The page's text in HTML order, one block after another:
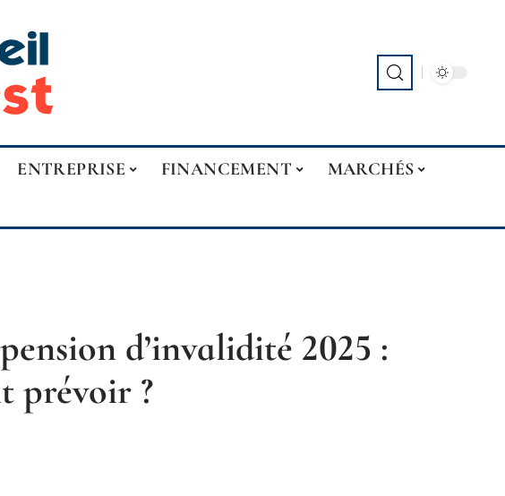
ENTREPRISE FINANCEMENT
MARCHÉS
d’invalidité 2025 :
prévoir ?